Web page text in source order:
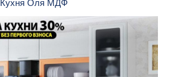
Кухня Оля МДФ